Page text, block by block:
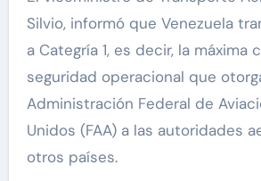
Silvio, informó que Venezuela
a Categría 1, es decir, la máxima
seguridad operacional que
Administración Federal de
Unidos (FAA) a las autoridades
otros países.